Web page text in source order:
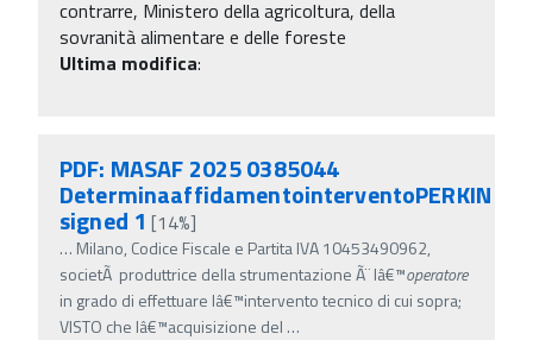
contrarre, Ministero della agricoltura, della
sovranità alimentare e delle foreste
Ultima modifica:
PDF: MASAF 2025 0385044
DeterminaaffidamentointerventoPERKIN
signed 1[14%]
… Milano, Codice Fiscale e Partita IVA 10453490962,
societÃ produttrice della strumentazione Ã¨ lâ€™operatore
in grado di effettuare lâ€™intervento tecnico di cui sopra;
VISTO che lâ€™acquisizione del …